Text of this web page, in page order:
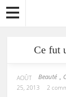
Ce fut
Beauté ,
AOÛT
25, 2013
2